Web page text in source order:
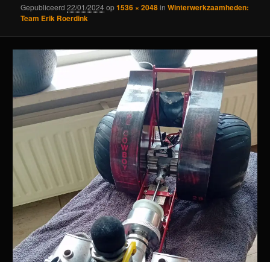
Gepubliceerd22/01/2024op1536 × 2048inWinterwerkzaamheden:
Team Erik Roerdink